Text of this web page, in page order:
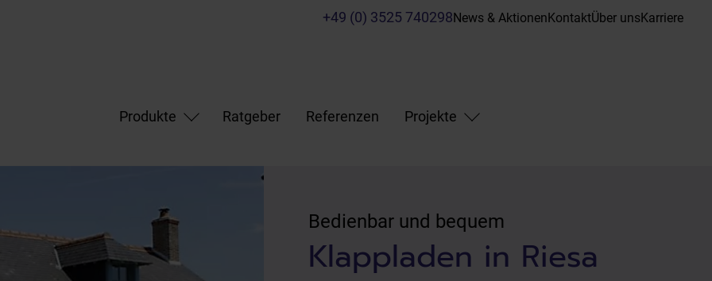
+49 (0) 3525 740298News & AktionenKontaktÜber unsKarriere
Produkte
Ratgeber Referenzen Projekte
Bedienbar und bequem
Klappladen in Riesa